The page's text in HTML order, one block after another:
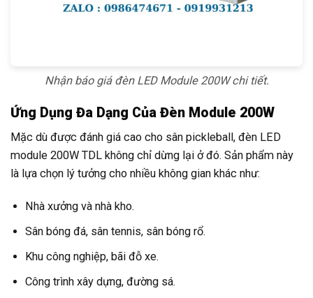
Nhận báo giá đèn LED Module 200W chi tiết.
Ứng Dụng Đa Dạng Của Đèn Module 200W
Mặc dù được đánh giá cao cho sân pickleball, đèn LED
module 200W TDL không chỉ dừng lại ở đó. Sản phẩm này
là lựa chọn lý tưởng cho nhiều không gian khác như:
Nhà xưởng và nhà kho.
Sân bóng đá, sân tennis, sân bóng rổ.
Khu công nghiệp, bãi đỗ xe.
Công trình xây dựng, đường sá.